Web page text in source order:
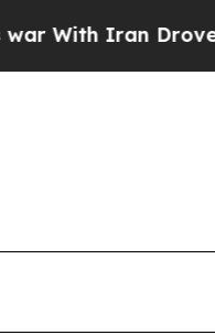
Iran Drove oil